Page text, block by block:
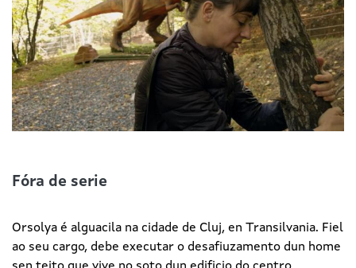
Fóra de serie
Orsolya é alguacila na cidade de Cluj, en Transilvania. Fiel
ao seu cargo, debe executar o desafiuzamento dun home